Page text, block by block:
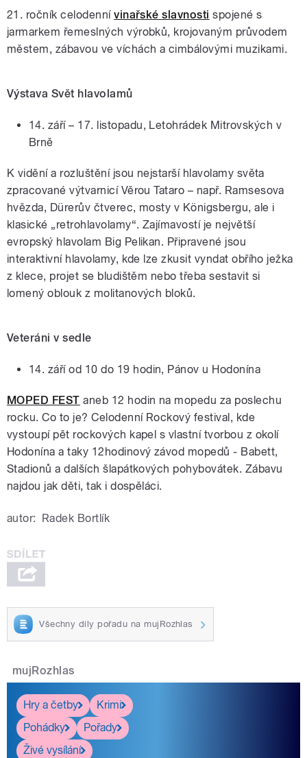
21. ročník celodennívinařské slavnosti spojené s
jarmarkem řemeslných výrobků, krojovaným průvodem
městem, zábavou ve víchách a cimbálovými muzikami.
Výstava Svět hlavolamů
14. září – 17. listopadu, Letohrádek Mitrovských v
Brně
K vidění a rozluštění jsou nejstarší hlavolamy světa
zpracované výtvarnicí Věrou Tataro – např. Ramsesova
hvězda, Dürerův čtverec, mosty v Königsbergu, ale i
klasické „retrohlavolamy“. Zajímavostí je největší
evropský hlavolam Big Pelikan. Připravené jsou
interaktivní hlavolamy, kde lze zkusit vyndat obřího ježka
z klece, projet se bludištěm nebo třeba sestavit si
lomený oblouk z molitanových bloků.
Veteráni v sedle
14. září od 10 do 19 hodin, Pánov u Hodonína
MOPED FEST aneb 12 hodin na mopedu za poslechu
rocku. Co to je? Celodenní Rockový festival, kde
vystoupí pět rockových kapel s vlastní tvorbou z okolí
Hodonína a taky 12hodinový závod mopedů - Babett,
Stadionů a dalších šlapátkových pohybovátek. Zábavu
najdou jak děti, tak i dospěláci.
autor: Radek Bortlík
Všechny díly pořadu na mujRozhlas
mujRozhlas
Hry a četby
Krimi
Pohádky
Pořady
Živé vysílání